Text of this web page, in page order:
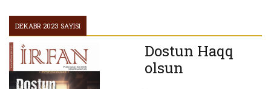
DEKABR 2023 SAYISI
Dostun Haqq
olsun